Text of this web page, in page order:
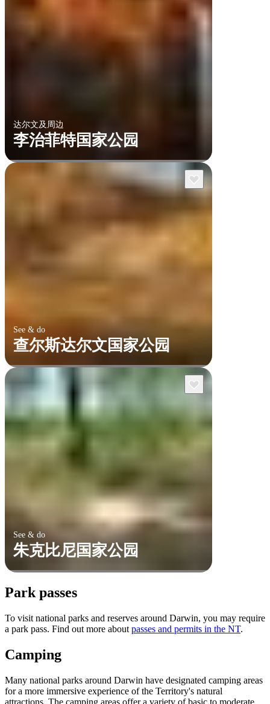
达尔文及周边
李治菲特国家公园
See & do
查尔斯达尔文国家公园
See & do
朱克比尼国家公园
Park passes
To visit national parks and reserves around Darwin, you may require
a park pass. Find out more about passes and permits in the NT.
Camping
Many national parks around Darwin have designated camping areas
for a more immersive experience of the Territory's natural
attractions. The camping areas offer a variety of basic to moderate